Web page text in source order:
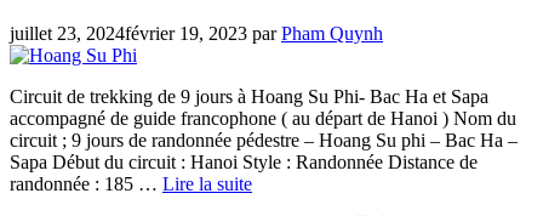
juillet 23, 2024février 19, 2023 parPham Quynh
Circuit de trekking de 9 jours à Hoang Su Phi- Bac Ha et Sapa
accompagné de guide francophone ( au départ de Hanoi ) Nom du
circuit ; 9 jours de randonnée pédestre – Hoang Su phi – Bac Ha –
Sapa Début du circuit : Hanoi Style : Randonnée Distance de
randonnée : 185 … Lire la suite